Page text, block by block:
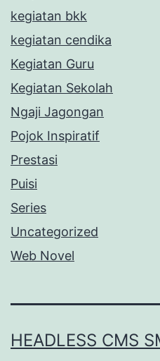
kegiatan bkk
kegiatan cendika
Kegiatan Guru
Kegiatan Sekolah
Ngaji Jagongan
Pojok Inspiratif
Prestasi
Puisi
Series
Uncategorized
Web Novel
HEADLESS CMS